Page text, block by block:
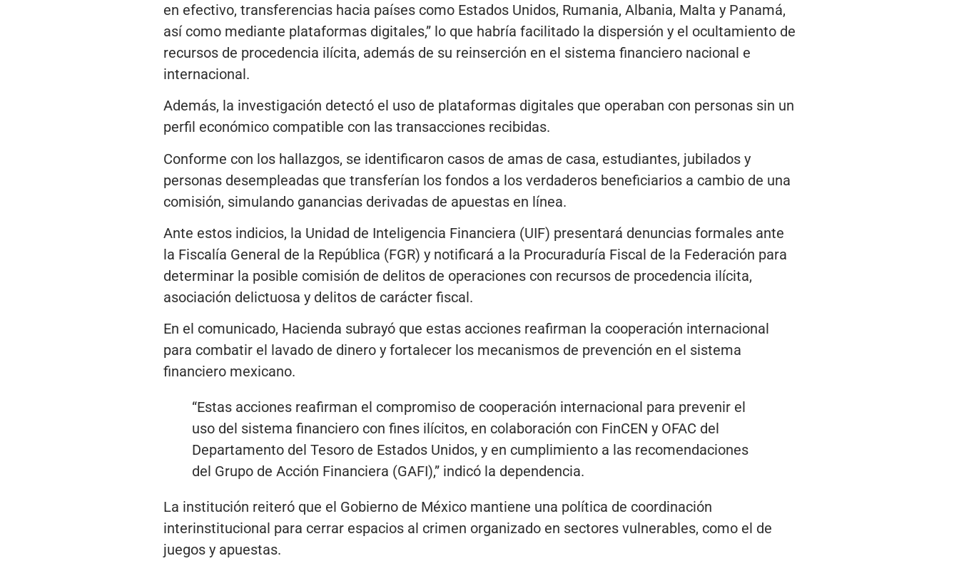
en efectivo, transferencias hacia países como Estados Unidos, Rumania, Albania, Malta y Panamá,
así como mediante plataformas digitales,” lo que habría facilitado la dispersión y el ocultamiento de
recursos de procedencia ilícita, además de su reinserción en el sistema financiero nacional e
internacional.
Además, la investigación detectó el uso de plataformas digitales que operaban con personas sin un
perfil económico compatible con las transacciones recibidas.
Conforme con los hallazgos, se identificaron casos de amas de casa, estudiantes, jubilados y
personas desempleadas que transferían los fondos a los verdaderos beneficiarios a cambio de una
comisión, simulando ganancias derivadas de apuestas en línea.
Ante estos indicios, la Unidad de Inteligencia Financiera (UIF) presentará denuncias formales ante
la Fiscalía General de la República (FGR) y notificará a la Procuraduría Fiscal de la Federación para
determinar la posible comisión de delitos de operaciones con recursos de procedencia ilícita,
asociación delictuosa y delitos de carácter fiscal.
En el comunicado, Hacienda subrayó que estas acciones reafirman la cooperación internacional
para combatir el lavado de dinero y fortalecer los mecanismos de prevención en el sistema
financiero mexicano.
“Estas acciones reafirman el compromiso de cooperación internacional para prevenir el
uso del sistema financiero con fines ilícitos, en colaboración con FinCEN y OFAC del
Departamento del Tesoro de Estados Unidos, y en cumplimiento a las recomendaciones
del Grupo de Acción Financiera (GAFI),” indicó la dependencia.
La institución reiteró que el Gobierno de México mantiene una política de coordinación
interinstitucional para cerrar espacios al crimen organizado en sectores vulnerables, como el de
juegos y apuestas.